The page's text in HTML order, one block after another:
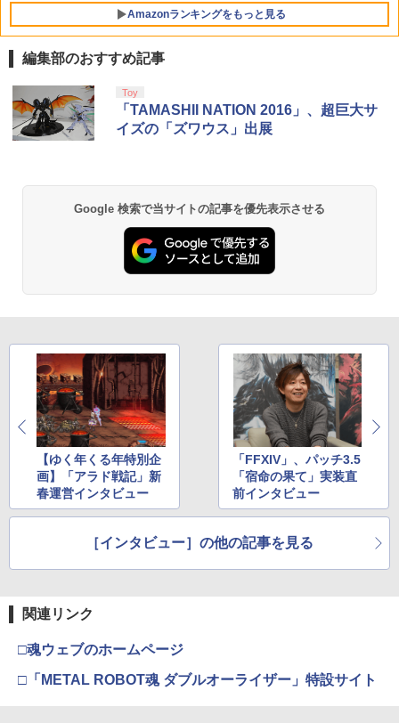
￥5,500
e パープルスカイ Purple Sky 45827697
33369
￥6,300
Amazonランキングをもっと見る
窩座再来 通常版 [Blu-ray]
劇場版「鬼滅の刃」無限城編 第一章 猗
窩座再来 通常版 [DVD]
￥3,523
3
【Amazon.co.jp限定】劇場版モノノ怪
第三章 蛇神 (Amazon.co.jp限定オリジ
ナル三方背収納ケース付きコレクション)
(オリジナル特典:オリジナル巾着＋メー
カー特典:【坤と離】二振りの剣、十翼よ
り来たる！スタジオ描き下ろしイラスト
ボード付) [Blu-ray]
￥10,780
劇場版「鬼滅の刃」無限城編 第一章 猗
窩座再来 完全生産限定版 [Blu-ray]
5
『映画 ラブライブ！蓮ノ空女学院スクー
ルアイドルクラブ Bloom Garden Part
y』Blu-ray（特装限定版）
編集部のおすすめ記事
Toy
「TAMASHII NATION 2016」、超巨大サ
イズの「ズワウス」出展
Google 検索で当サイトの記事を優先表示させる
【ゆく年くる年特別企
画】「アラド戦記」新
春運営インタビュー
「FFXIV」、パッチ3.5
「宿命の果て」実装直
前インタビュー
［インタビュー］の他の記事を見る
関連リンク
□魂ウェブのホームページ
□「METAL ROBOT魂 ダブルオーライザー」特設サイト